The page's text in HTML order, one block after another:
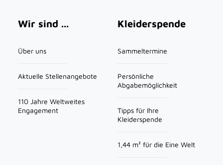
Main navigation
Wir sind ...
Über uns
Aktuelle Stellenangebote
110 Jahre Weltweites
Engagement
Kleiderspende
Sammeltermine
Persönliche
Abgabemöglichkeit
Tipps für Ihre
Kleiderspende
1,44 m² für die Eine Welt